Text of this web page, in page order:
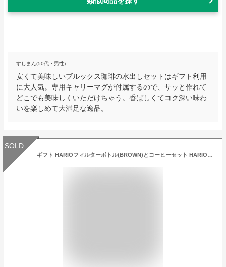
すしまん(50代・男性)
安くて美味しいブルックス珈琲の水出しセットはギフト利用
に大人気。専用キャリーマグが付属するので、サッと作れて
どこでも美味しくいただけちゃう。香ばしくてコク深い味わ
いを楽しめて大満足な逸品。
SOLD
ギフト HARIOフィルターボトル(BROWN)とコーヒーセット HARIO コーヒーボトル 水出し アイスコーヒー カフェインレス デカフェ コーヒー おしゃれ コトハコーヒー 夏ギフト 送料無料